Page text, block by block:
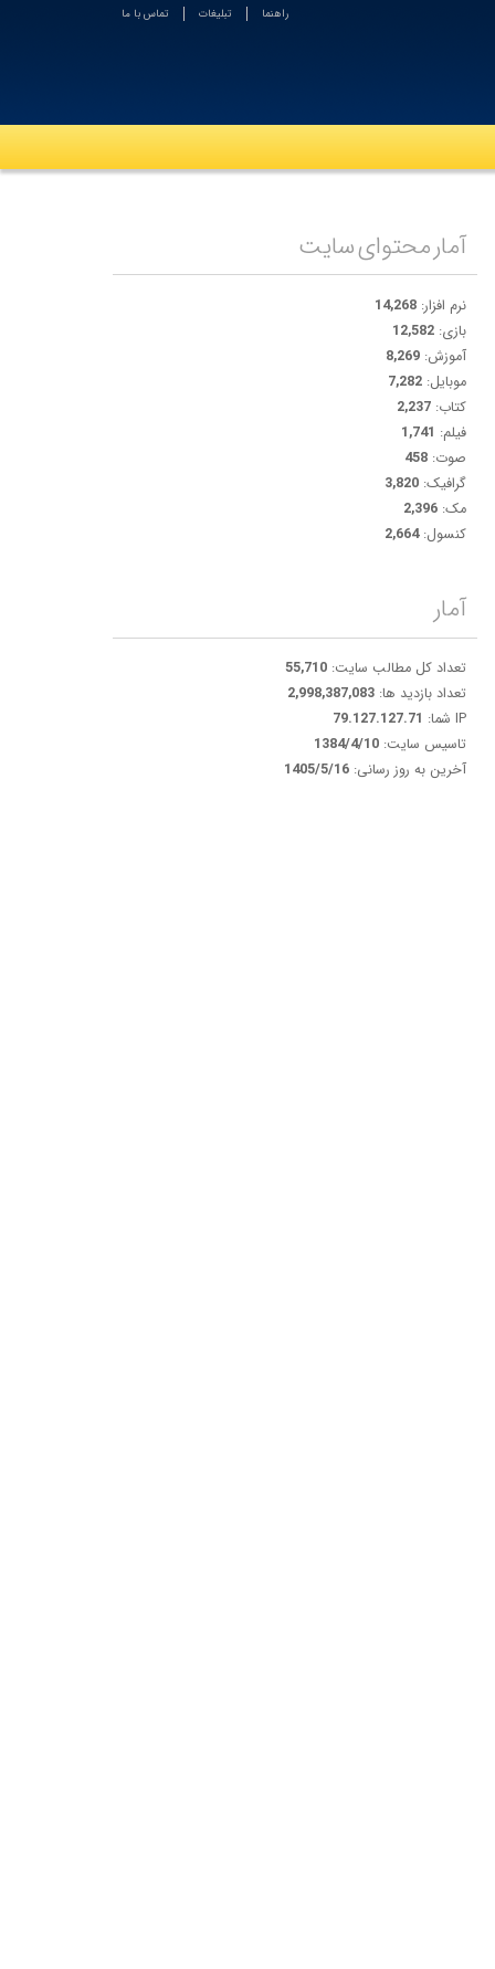
راهنما تبلیغات تماس با ما
آمار محتوای سایت
نرم افزار: 14,268
بازی: 12,582
آموزش: 8,269
موبایل: 7,282
کتاب: 2,237
فیلم: 1,741
صوت: 458
گرافیک: 3,820
مک: 2,396
کنسول:2,664
آمار
تعداد کل مطالب سایت: 55,710
تعداد بازدید ها: 2,998,387,083
IP شما:
79.127.127.71
تاسیس سایت: 1384/4/10
آخرین به روز رسانی: 1405/5/16